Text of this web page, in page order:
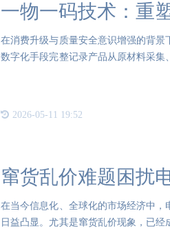
一物一码技术：重
在消费升级与质量安全意识增强的背
数字化手段完整记录产品从原材料采
2026-05-11 19:52
窜货乱价难题困扰
在当今信息化、全球化的市场经济中
日益凸显。尤其是窜货乱价现象，已